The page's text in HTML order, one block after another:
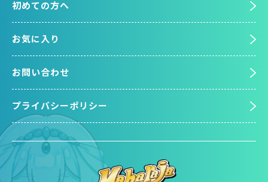
初めての方へ
お気に入り
お問い合わせ
プライバシーポリシー